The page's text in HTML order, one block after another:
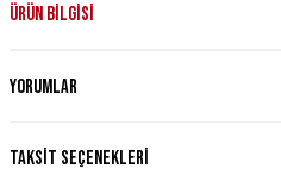
Ürün Bilgisi
Yorumlar
Taksit Seçenekleri